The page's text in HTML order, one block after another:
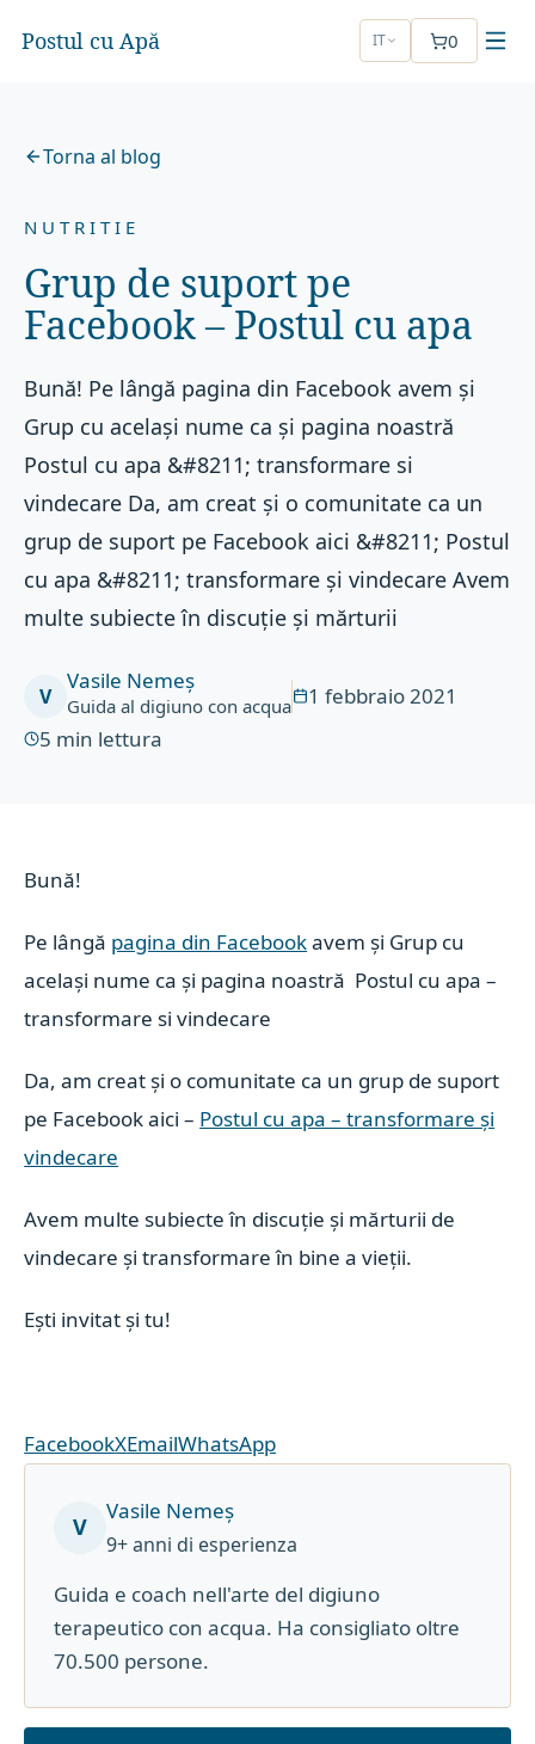
Postul cu Apă IT 0
Torna al blog
NUTRITIE
Grup de suport pe
Facebook – Postul cu apa
Bună! Pe lângă pagina din Facebook avem și
Grup cu același nume ca și pagina noastră
Postul cu apa &#8211; transformare si
vindecare Da, am creat și o comunitate ca un
grup de suport pe Facebook aici &#8211; Postul
cu apa &#8211; transformare și vindecare Avem
multe subiecte în discuție și mărturii
V
Vasile Nemeș
Guida al digiuno con acqua
1 febbraio 2021
5 min lettura
Bună!
Pe lângă pagina din Facebookavem și Grup cu
același nume ca și pagina noastră Postul cu apa –
transformare si vindecare
Da, am creat și o comunitate ca un grup de suport
pe Facebook aici – Postul cu apa – transformare și
vindecare
Avem multe subiecte în discuție și mărturii de
vindecare și transformare în bine a vieții.
Ești invitat și tu!
FacebookXEmailWhatsApp
V
Vasile Nemeș
9+ anni di esperienza
Guida e coach nell'arte del digiuno
terapeutico con acqua. Ha consigliato oltre
70.500 persone.